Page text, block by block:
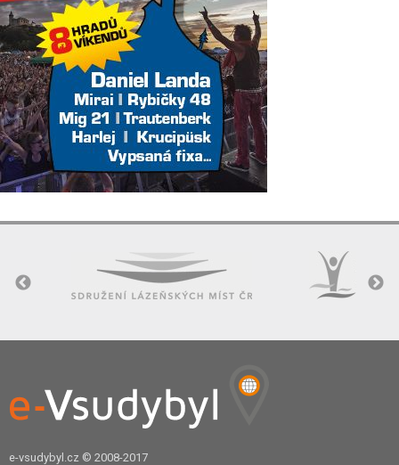
e-vsudybyl.cz © 2008-2017